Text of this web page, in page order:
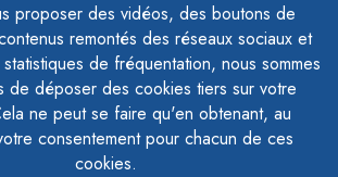
proposer des vidéos, des boutons de
remontés des réseaux sociaux et
de fréquentation, nous sommes
de déposer des cookies tiers sur votre
ne peut se faire qu'en obtenant, au
consentement pour chacun de ces
cookies.
- PARTIELLEMENT CONFORME
PLAN DU SITE
MENTIONS LÉGALES
DÉLÉGUÉ À LA PROTECTION DES DONNÉES
GESTION DES COOKIES